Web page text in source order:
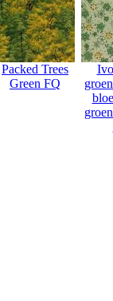
Packed Trees
Green FQ